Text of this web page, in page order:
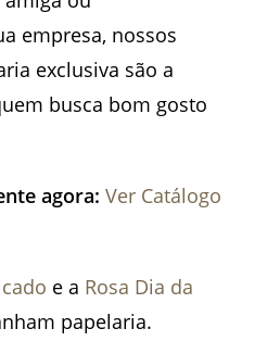
empresa, nossos
exclusiva são a
busca bom gosto
agora: Ver Catálogo
e a Rosa Dia da
papelaria.